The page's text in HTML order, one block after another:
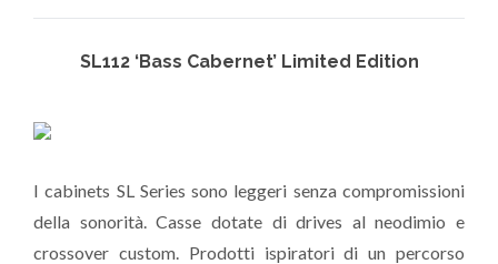
SL112 ‘Bass Cabernet’ Limited Edition
I cabinets SL Series sono leggeri senza compromissioni
della sonorità. Casse dotate di drives al neodimio e
crossover custom. Prodotti ispiratori di un percorso